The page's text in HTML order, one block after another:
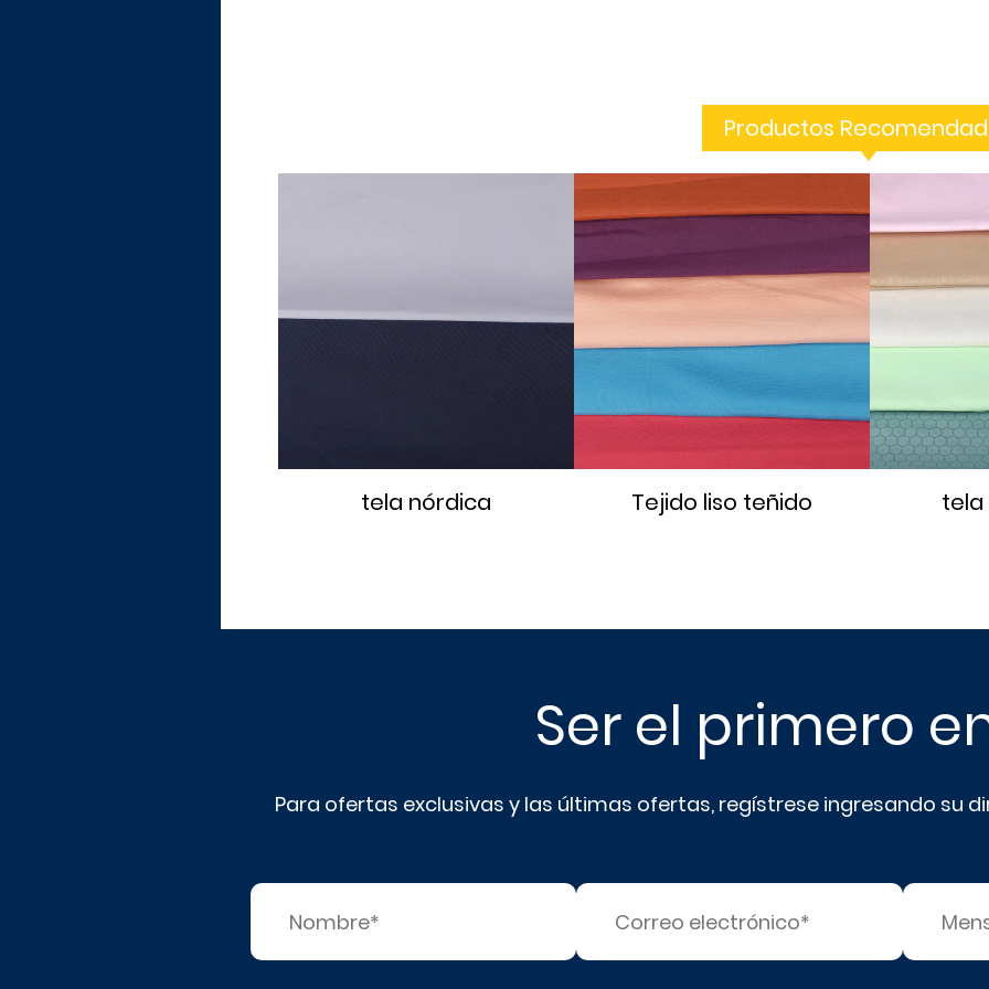
Productos
tela nórdica Tejido liso teñido tela
Ser el primero
Para ofertas exclusivas y las últimas ofertas, regístrese ingresando su